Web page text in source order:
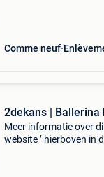
Comme neuf
2dekans |
Meer informatie over
website ’ hierboven in